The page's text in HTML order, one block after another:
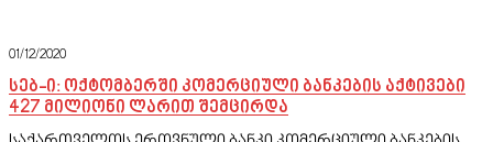
01/12/2020
სებ-ი: ოქტომბერში კომერციული ბანკების აქტივები
427 მილიონი ლარით შემცირდა